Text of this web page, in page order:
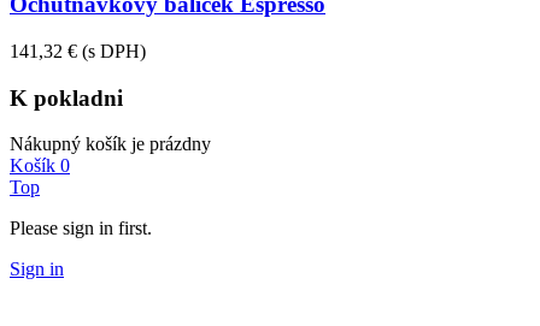
141,32 € (s DPH)
K pokladni
Nákupný košík je prázdny
Košík 0
Top
Please sign in first.
Sign in